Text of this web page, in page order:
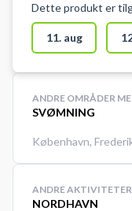
Blandingen
sauna sten.
saunaen, så
behagelig gus.
gus i Ølstykke nu!
Dette produkt er
11. aug
ANDRE OMRÅDER
SVØMNING
København,
ANDRE
NORDHAVN